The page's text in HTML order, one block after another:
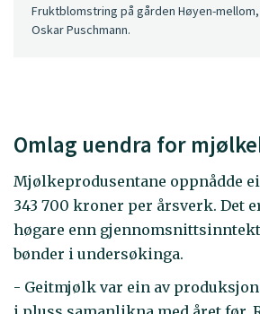
Fruktblomstring på gården Høyen-
Oskar Puschmann.
Omlag uendra for
Mjølkeprodusentane oppnådde
343 700 kroner per årsverk. Det
høgare enn
bønder i undersøkinga.
- Geitmjølk var ein av